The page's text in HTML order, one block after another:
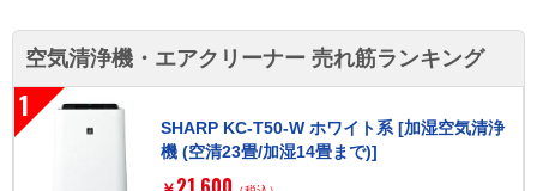
空気清浄機・エアクリーナー 売れ筋ランキング
1
SHARP KC-T50-W ホワイト系 [加湿空気清浄
機 (空清23畳/加湿14畳まで)]